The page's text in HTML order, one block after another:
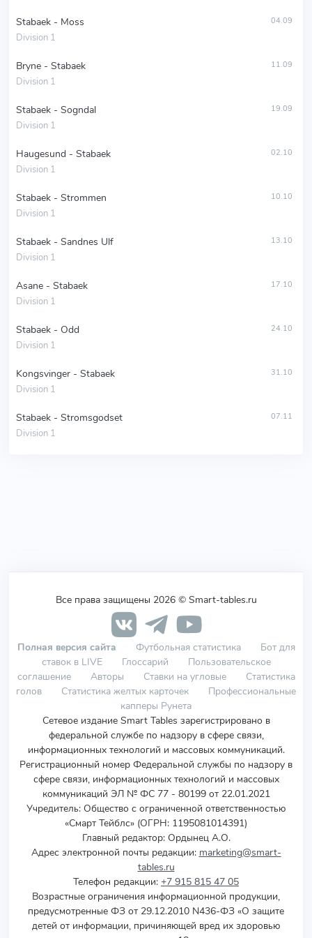
Stabaek - Moss
Division 1
04.09
Bryne - Stabaek
Division 1
11.09
Stabaek - Sogndal
Division 1
19.09
Haugesund - Stabaek
Division 1
02.10
Stabaek - Strommen
Division 1
10.10
Stabaek - Sandnes Ulf
Division 1
13.10
Asane - Stabaek
Division 1
17.10
Stabaek - Odd
Division 1
24.10
Kongsvinger - Stabaek
Division 1
31.10
Stabaek - Stromsgodset
Division 1
07.11
Все права защищены 2026 © Smart-tables.ru
Полная версия сайта Футбольная статистика
Бот для
ставок в LIVE
Глоссарий
Пользовательское
соглашение
Авторы Ставки на угловые
Статистика
голов
Статистика желтых карточек
Профессиональные
капперы Рунета
Сетевое издание Smart Tables зарегистрировано в
федеральной службе по надзору в сфере связи,
информационных технологий и массовых коммуникаций.
Регистрационный номер Федеральной службы по надзору в
сфере связи, информационных технологий и массовых
коммуникаций ЭЛ № ФС 77 - 80199 от 22.01.2021
Учредитель: Общество с ограниченной ответственностью
«Смарт Тейблс» (ОГРН: 1195081014391)
Главный редактор: Ордынец А.О.
Адрес электронной почты редакции: marketing@smart-
tables.ru
Телефон редакции: +7 915 815 47 05
Возрастные ограничения информационной продукции,
предусмотренные ФЗ от 29.12.2010 N436-ФЗ «О защите
детей от информации, причиняющей вред их здоровью